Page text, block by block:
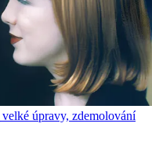
úpravy, zdemolování